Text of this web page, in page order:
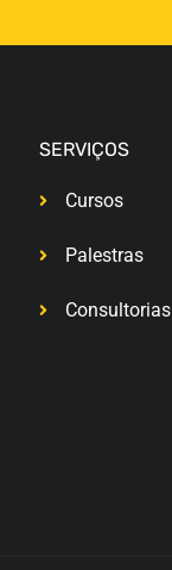
SERVIÇOS
Cursos
Palestras
Consultorias